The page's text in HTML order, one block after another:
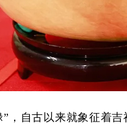
自古以来就象征着吉